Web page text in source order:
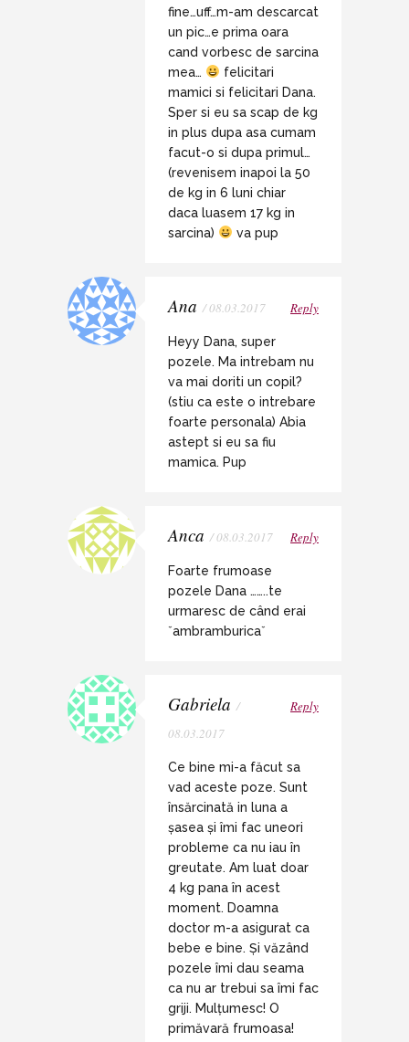
fine…uff…m-am descarcat
un pic…e prima oara
cand vorbesc de sarcina
mea…
felicitari
mamici si felicitari Dana.
Sper si eu sa scap de kg
in plus dupa asa cumam
facut-o si dupa primul…
(revenisem inapoi la 50
de kg in 6 luni chiar
daca luasem 17 kg in
sarcina)
va pup
Ana / 08.03.2017 Reply
Heyy Dana, super
pozele. Ma intrebam nu
va mai doriti un copil?
(stiu ca este o intrebare
foarte personala) Abia
astept si eu sa fiu
mamica. Pup
Anca / 08.03.2017 Reply
Foarte frumoase
pozele Dana ……..te
urmaresc de când erai
ˇambramburicaˇ
Gabriela /
08.03.2017
Reply
Ce bine mi-a făcut sa
vad aceste poze. Sunt
însărcinată in luna a
șasea și îmi fac uneori
probleme ca nu iau în
greutate. Am luat doar
4 kg pana în acest
moment. Doamna
doctor m-a asigurat ca
bebe e bine. Și văzând
pozele îmi dau seama
ca nu ar trebui sa îmi fac
griji. Mulțumesc! O
primăvară frumoasa!